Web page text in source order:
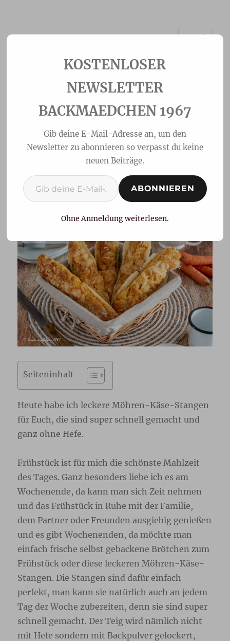
Möhren-Käse-Stangen
Seiteninhalt
Heute habe ich leckere Möhren-Käse-Stangen
für Euch, die sind super schnell gemacht und
ganz ohne Hefe.
Frühstück ist für mich die schönste Mahlzeit
des Tages. Ganz besonders liebe ich es am
Wochenende, da kann man sich Zeit nehmen
und das Frühstück in Ruhe mit der Familie,
dem Partner oder Freunden ausgiebig genießen
und es gibt Wochenenden, da möchte man
einfach frische selbst gebackene Brötchen zum
Frühstück oder diese leckeren Möhren-Käse-
Stangen. Die Stangen sind dafür einfach
perfekt, man kann sie natürlich auch an jedem
Tag der Woche zubereiten, denn sie sind super
schnell gemacht. Der Teig wird nämlich nicht
mit Hefe sondern mit Backpulver gelockert,
NEWSLETTER
BACKMAEDCHEN 1967
Gib deine E-Mail-Adresse an, um den
Newsletter zu abonnieren so verpasst du keine
neuen Beiträge.
Gib deine E-Mail-Adresse ein ...
ABONNIEREN
Ohne Anmeldung weiterlesen.